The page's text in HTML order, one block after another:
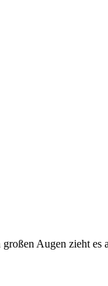
Augen zieht es